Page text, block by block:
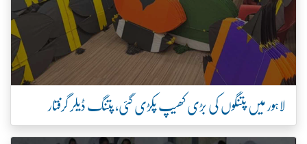
لاہور میں پتنگوں کی بڑی کھیپ پکڑی گئی، پتنگ ڈیلر گرفتار